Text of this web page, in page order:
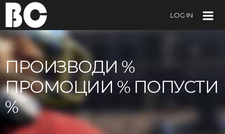
LOG IN
ПРОИЗВОДИ %
ПРОМОЦИИ % ПОПУСТИ
%